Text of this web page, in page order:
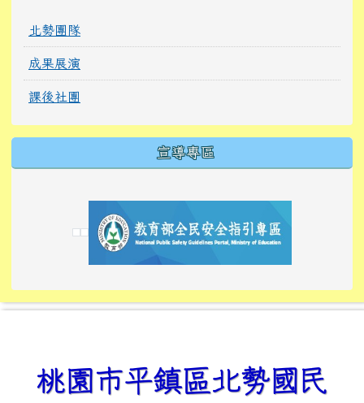
北勢團隊
成果展演
課後社團
宣導專區
link to https://
link to https://10000.gov.tw/
link to https://
link to https://10000.gov.tw/
link to https://
link to https://
link to https://i.win.org.tw/
link to https://
link to https://
link to https://
link to https://
桃園市平鎮區北勢國民